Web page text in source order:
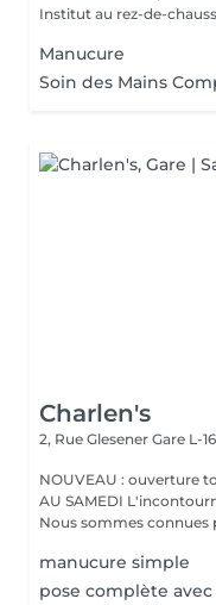
Institut au rez-de-
Manucure
Soin des Mains
Charlen's
2, Rue Glesener Gare L-
NOUVEAU : ouverture
AU SAMEDI L'incontournable institut de beauté à Luxembourg.
Nous sommes connues
manucure simple
pose complète